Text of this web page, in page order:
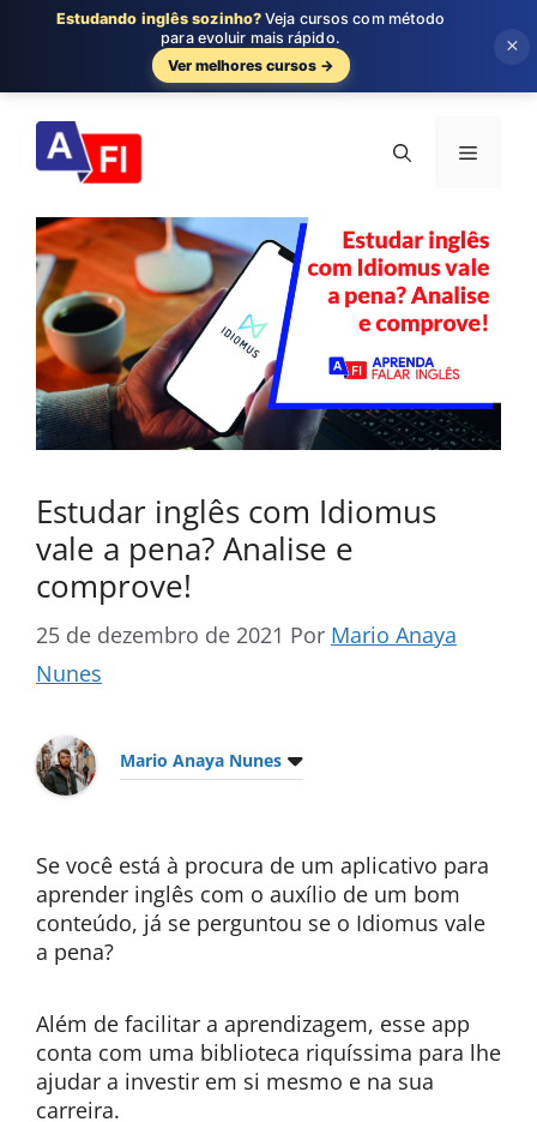
para
conteúdo
Menu
Estudar inglês com Idiomus
vale a pena? Analise e
comprove!
25 de dezembro de 2021 Por Mario Anaya
Nunes
Mario Anaya Nunes
Se você está à procura de um aplicativo para
aprender inglês com o auxílio de um bom
conteúdo, já se perguntou se o Idiomus vale
a pena?
Além de facilitar a aprendizagem, esse app
conta com uma biblioteca riquíssima para lhe
ajudar a investir em si mesmo e na sua
carreira.
Estudando inglês sozinho? Veja cursos com método
para evoluir mais rápido.
Ver melhores cursos →
×